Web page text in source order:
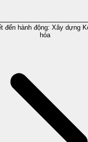
đến hành động: Xây dựng
hóa